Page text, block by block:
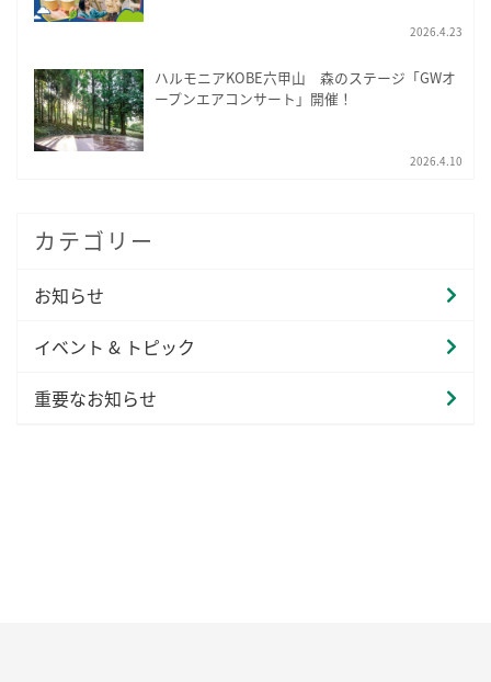
2026.4.23
ハルモニアKOBE六甲山 森のステージ「GWオ
ープンエアコンサート」開催！
2026.4.10
カテゴリー
お知らせ
イベント & トピック
重要なお知らせ